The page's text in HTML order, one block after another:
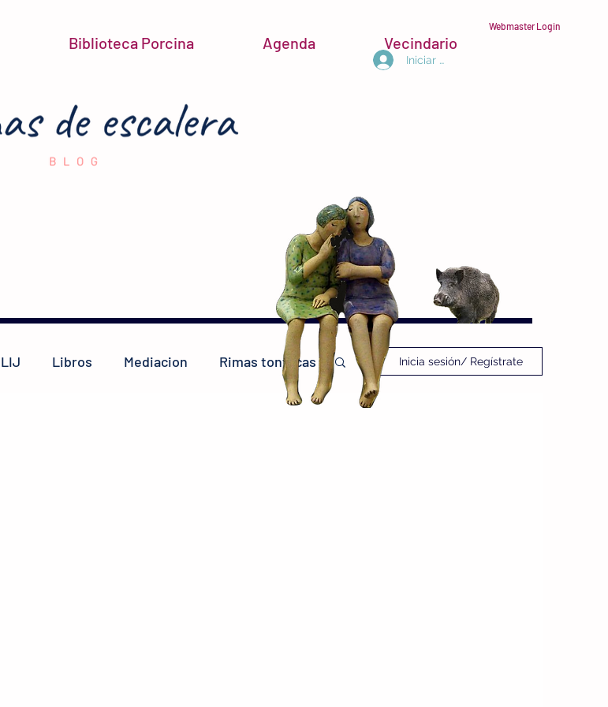
Biblioteca Porcina Agenda Vecindario
Webmaster Login
Iniciar sesión
LIJ Libros Mediacion Rimas tontacas Inicia sesión/ Regístrate